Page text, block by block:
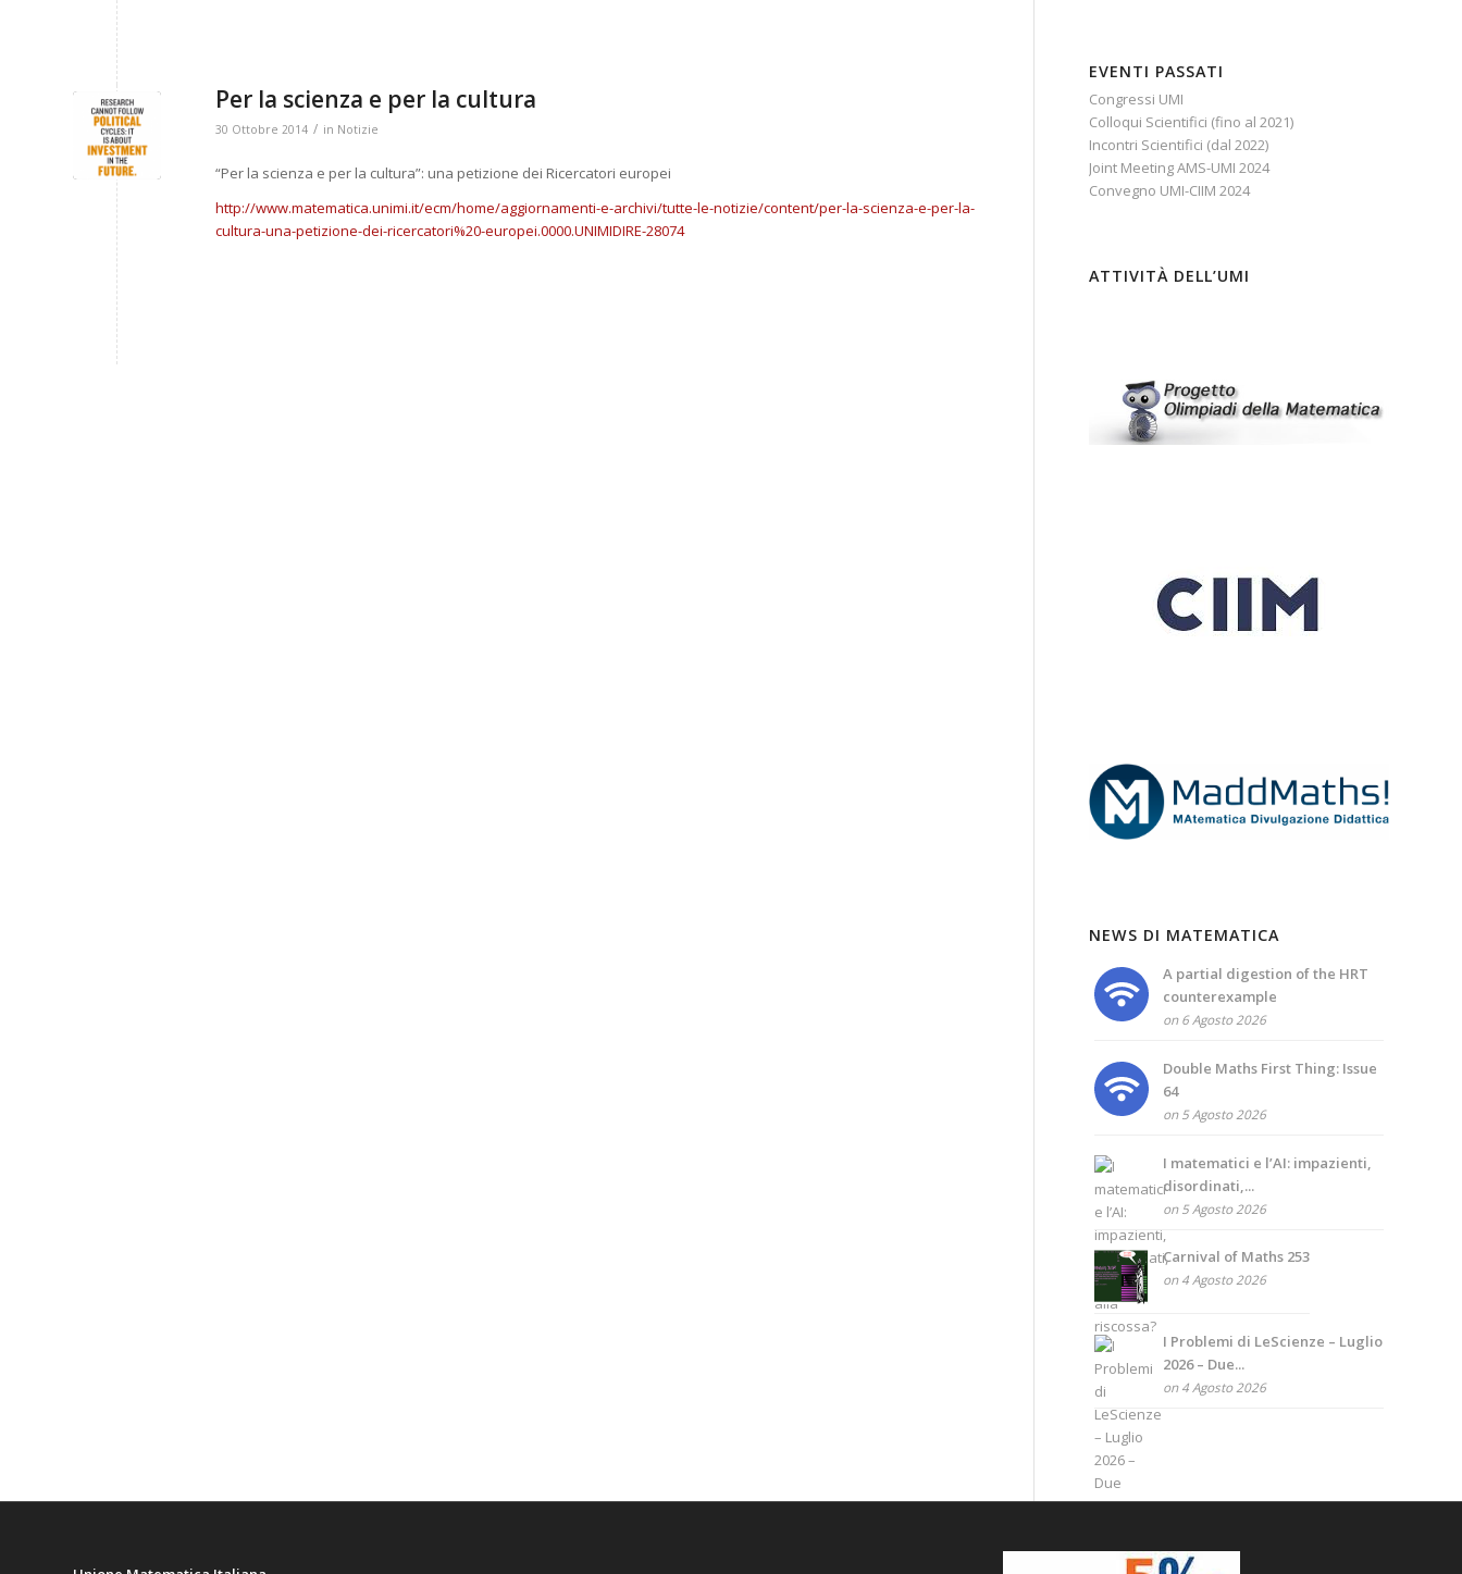
Per la scienza e per la cultura
30 Ottobre 2014 / in Notizie
“Per la scienza e per la cultura”: una petizione dei Ricercatori europei
http://www.matematica.unimi.it/ecm/home/aggiornamenti-e-archivi/tutte-le-notizie/content/per-la-scienza-e-per-la-
cultura-una-petizione-dei-ricercatori%20-europei.0000.UNIMIDIRE-28074
EVENTI PASSATI
Congressi UMI
Colloqui Scientifici (fino al 2021)
Incontri Scientifici (dal 2022)
Joint Meeting AMS-UMI 2024
Convegno UMI-CIIM 2024
ATTIVITÀ DELL’UMI
NEWS DI MATEMATICA
A partial digestion of the HRT
counterexample
on 6 Agosto 2026
Double Maths First Thing: Issue
64
on 5 Agosto 2026
I matematici e l’AI: impazienti,
disordinati,...
on 5 Agosto 2026
Carnival of Maths 253
on 4 Agosto 2026
I Problemi di LeScienze – Luglio
2026 – Due...
on 4 Agosto 2026